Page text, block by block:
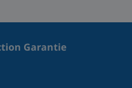
Garantie